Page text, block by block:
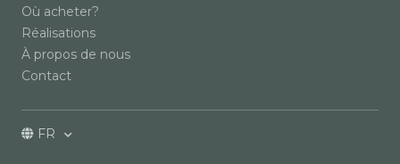
Où acheter?
Réalisations
À propos de nous
Contact
FR